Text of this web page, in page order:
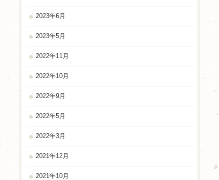
2023年6月
2023年5月
2022年11月
2022年10月
2022年9月
2022年5月
2022年3月
2021年12月
2021年10月